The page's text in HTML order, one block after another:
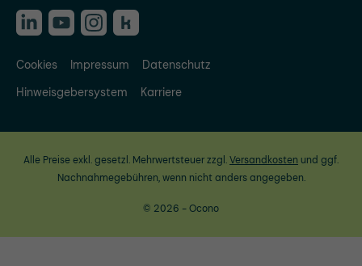
Cookies Impressum
Datenschutz
Hinweisgebersystem
Karriere
Alle Preise exkl. gesetzl. Mehrwertsteuer zzgl.Versandkosten und ggf.
Nachnahmegebühren, wenn nicht anders angegeben.
© 2026 - Ocono